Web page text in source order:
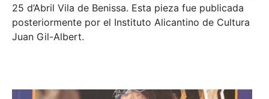
25 d’Abril Vila de Benissa. Esta pieza fue publicada
posteriormente por el Instituto Alicantino de Cultura
Juan Gil-Albert.